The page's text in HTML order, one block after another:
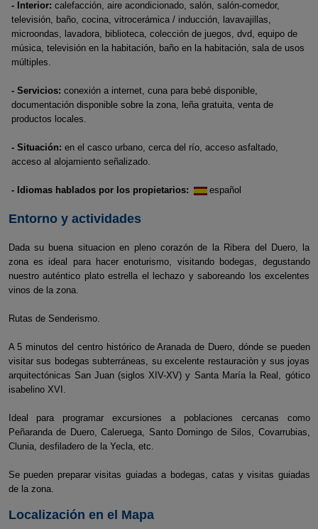
- Interior: calefacción, aire acondicionado, salón, salón-comedor,
televisión, baño, cocina, vitrocerámica / inducción, lavavajillas,
microondas, lavadora, biblioteca, colección de juegos, dvd, equipo de
música, televisión en la habitación, baño en la habitación, sala de usos
múltiples.
- Servicios: conexión a internet, cuna para bebé disponible,
documentación disponible sobre la zona, leña gratuita, venta de
productos locales.
- Situación: en el casco urbano, cerca del río, acceso asfaltado,
acceso al alojamiento señalizado.
- Idiomas hablados por los propietarios: español
Entorno y actividades
Dada su buena situacion en pleno corazón de la Ribera del Duero, la
zona es ideal para hacer enoturismo, visitando bodegas, degustando
nuestro auténtico plato estrella el lechazo y saboreando los excelentes
vinos de la zona.
Rutas de Senderismo.
A 5 minutos del centro histórico de Aranada de Duero, dónde se pueden
visitar sus bodegas subterráneas, su excelente restauraciòn y sus joyas
arquitectónicas San Juan (siglos XIV-XV) y Santa María la Real, gótico
isabelino XVI.
Ideal para programar excursiones a poblaciones cercanas como
Peñaranda de Duero, Caleruega, Santo Domingo de Silos, Covarrubias,
Clunia, desfiladero de la Yecla, etc.
Se pueden preparar visitas guiadas a bodegas, catas y visitas guiadas
de la zona.
Localización en el Mapa